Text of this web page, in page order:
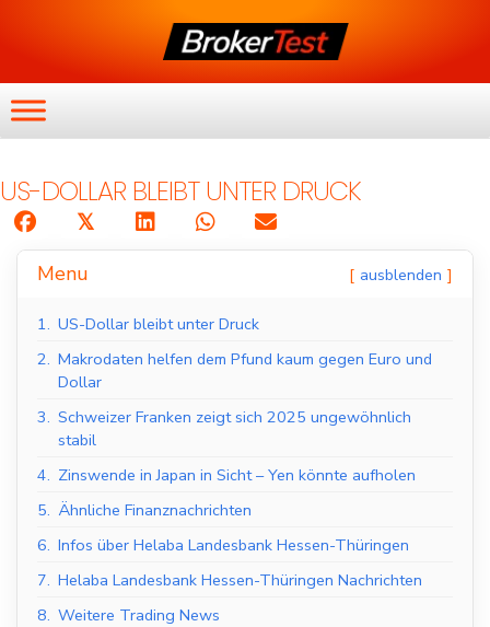
US-DOLLAR BLEIBT UNTER DRUCK
𝕏
Menu ausblenden
1. US-Dollar bleibt unter Druck
2. Makrodaten helfen dem Pfund kaum gegen Euro und
Dollar
3. Schweizer Franken zeigt sich 2025 ungewöhnlich
stabil
4. Zinswende in Japan in Sicht – Yen könnte aufholen
5. Ähnliche Finanznachrichten
6. Infos über Helaba Landesbank Hessen-Thüringen
7. Helaba Landesbank Hessen-Thüringen Nachrichten
8. Weitere Trading News